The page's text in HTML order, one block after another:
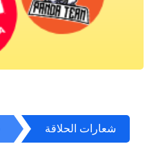
شعارات الحلاقة